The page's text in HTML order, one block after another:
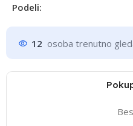
Podeli:
12 osoba trenutno